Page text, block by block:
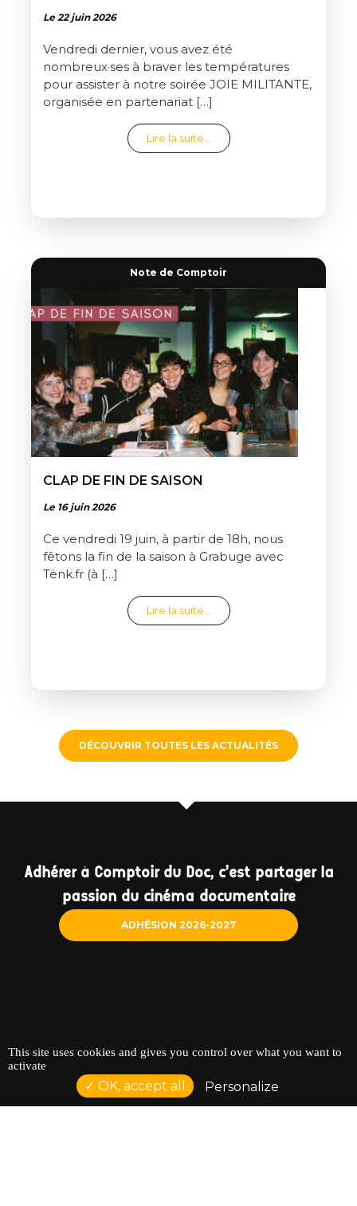
Le 22 juin 2026
Vendredi dernier, vous avez été
nombreux·ses à braver les températures
pour assister à notre soirée JOIE MILITANTE,
organisée en partenariat […]
Lire la suite… from C’était la joie !
Note de Comptoir
CLAP DE FIN DE SAISON
Le 16 juin 2026
Ce vendredi 19 juin, à partir de 18h, nous
fêtons la fin de la saison à Grabuge avec
Tënk.fr (à […]
Lire la suite… from Clap de fin de saison
DÉCOUVRIR TOUTES LES ACTUALITÉS
Adhérer à Comptoir du Doc, c'est partager la
passion du cinéma documentaire
ADHÉSION 2026-2027
This site uses cookies and gives you control over what you want to
activate
OK, accept all Personalize